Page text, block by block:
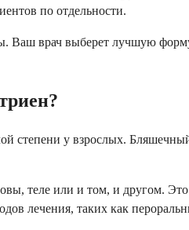
по отдельности.
врач выберет лучшую
степени у взрослых.
теле или и том, и другом.
лечения, таких как